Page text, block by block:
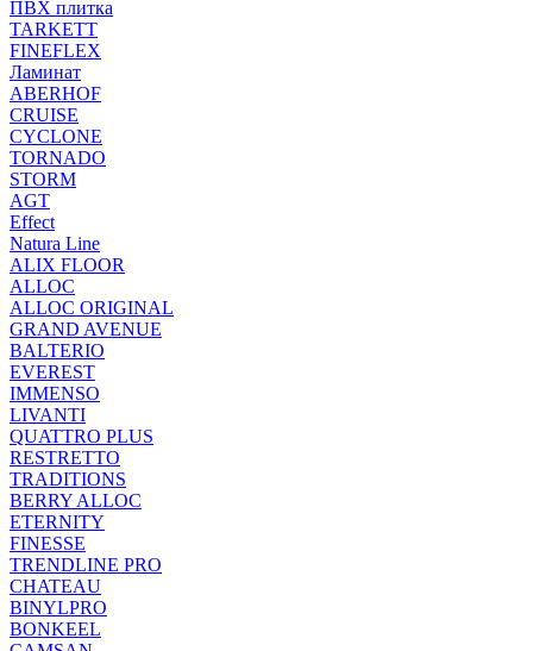
ПВХ плитка
TARKETT
FINEFLEX
Ламинат
ABERHOF
CRUISE
CYCLONE
TORNADO
STORM
AGT
Effect
Natura Line
ALIX FLOOR
ALLOC
ALLOC ORIGINAL
GRAND AVENUE
BALTERIO
EVEREST
IMMENSO
LIVANTI
QUATTRO PLUS
RESTRETTO
TRADITIONS
BERRY ALLOC
ETERNITY
FINESSE
TRENDLINE PRO
CHATEAU
BINYLPRO
BONKEEL